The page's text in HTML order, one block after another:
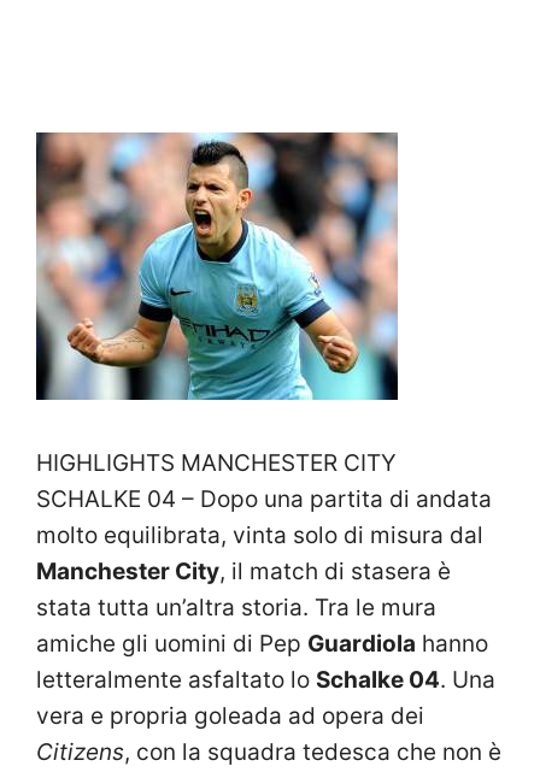
HIGHLIGHTS MANCHESTER CITY
SCHALKE 04 – Dopo una partita di andata
molto equilibrata, vinta solo di misura dal
Manchester City, il match di stasera è
stata tutta un’altra storia. Tra le mura
amiche gli uomini di Pep Guardiola hanno
letteralmente asfaltato lo Schalke 04. Una
vera e propria goleada ad opera dei
Citizens, con la squadra tedesca che non è